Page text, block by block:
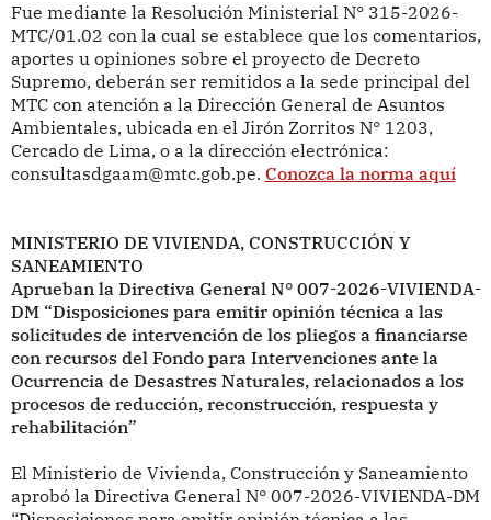
Fue mediante la Resolución Ministerial N° 315-2026-
MTC/01.02 con la cual se establece que los comentarios,
aportes u opiniones sobre el proyecto de Decreto
Supremo, deberán ser remitidos a la sede principal del
MTC con atención a la Dirección General de Asuntos
Ambientales, ubicada en el Jirón Zorritos N° 1203,
Cercado de Lima, o a la dirección electrónica:
consultasdgaam@mtc.gob.pe. Conozca la norma aquí
MINISTERIO DE VIVIENDA, CONSTRUCCIÓN Y
SANEAMIENTO
Aprueban la Directiva General N° 007-2026-VIVIENDA-
DM “Disposiciones para emitir opinión técnica a las
solicitudes de intervención de los pliegos a financiarse
con recursos del Fondo para Intervenciones ante la
Ocurrencia de Desastres Naturales, relacionados a los
procesos de reducción, reconstrucción, respuesta y
rehabilitación”
El Ministerio de Vivienda, Construcción y Saneamiento
aprobó la Directiva General N° 007-2026-VIVIENDA-DM